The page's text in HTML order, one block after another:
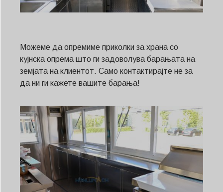
Можеме да опремиме приколки за храна со
кујнска опрема што ги задоволува барањата на
земјата на клиентот. Само контактирајте не за
да ни ги кажете вашите барања!